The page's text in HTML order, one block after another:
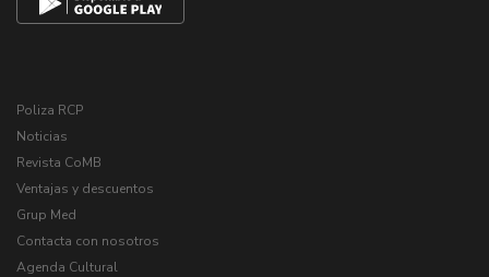
Poliza RCP
Noticias
Revista CoMB
Ventajas y descuentos
Grup Med
Contacta con nosotros
Agenda Cultural